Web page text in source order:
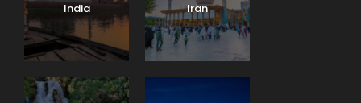
India Iran